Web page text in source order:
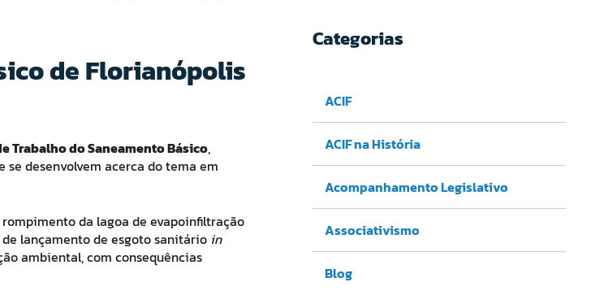
de Florianópolis
Trabalho do Saneamento Básico,
desenvolvem acerca do tema em
rompimento da lagoa de evapoinfiltração
de lançamento de esgoto sanitário in
ambiental, com consequências
Categorias
ACIF
ACIF na História
Acompanhamento Legislativo
Associativismo
Blog